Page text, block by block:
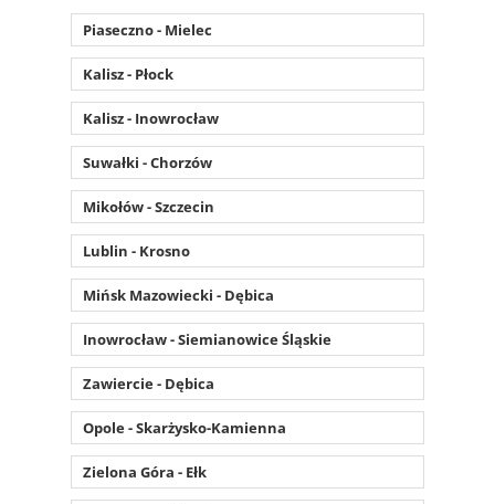
Piaseczno - Mielec
Kalisz - Płock
Kalisz - Inowrocław
Suwałki - Chorzów
Mikołów - Szczecin
Lublin - Krosno
Mińsk Mazowiecki - Dębica
Inowrocław - Siemianowice Śląskie
Zawiercie - Dębica
Opole - Skarżysko-Kamienna
Zielona Góra - Ełk